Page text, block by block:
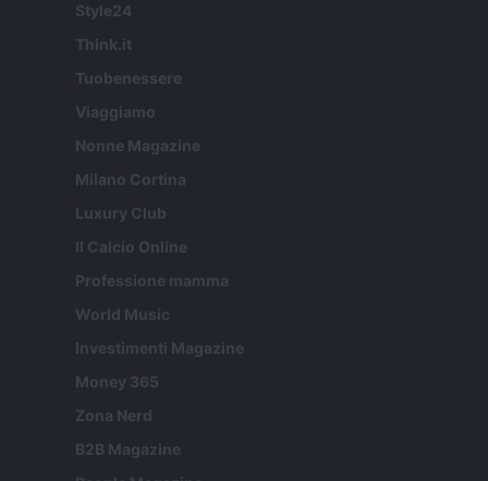
Style24
Think.it
Tuobenessere
Viaggiamo
Nonne Magazine
Milano Cortina
Luxury Club
Il Calcio Online
Professione mamma
World Music
Investimenti Magazine
Money 365
Zona Nerd
B2B Magazine